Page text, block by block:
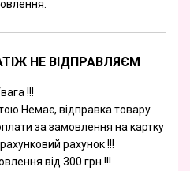
НЕ ВІДПРАВЛЯЄМ
!!!
Немає, відправка товару
за замовлення на картку
рахунок !!!
від 300 грн !!!